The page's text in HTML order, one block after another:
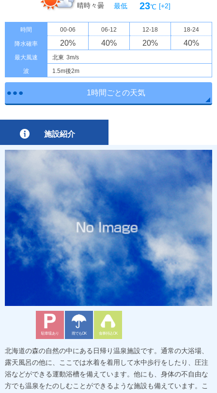
晴時々曇
最低
23℃ [+2]
時間 00-06 06-12 12-18 18-24
降水確率 20% 40% 20% 40%
最大風速 北東 3m/s
波
1.5m後2m
1時間ごとの天気
施設紹介
駐車場あり 雨でもOK 食事持込OK
北海道の森の自然の中にある日帰り温泉施設です。通常の大浴場、
露天風呂の他に、ここでは水着を着用して水中歩行をしたり、圧注
浴などができる運動浴槽を備えています。他にも、身体の不自由な
方でも温泉をたのしむことができるような施設も備えています。こ